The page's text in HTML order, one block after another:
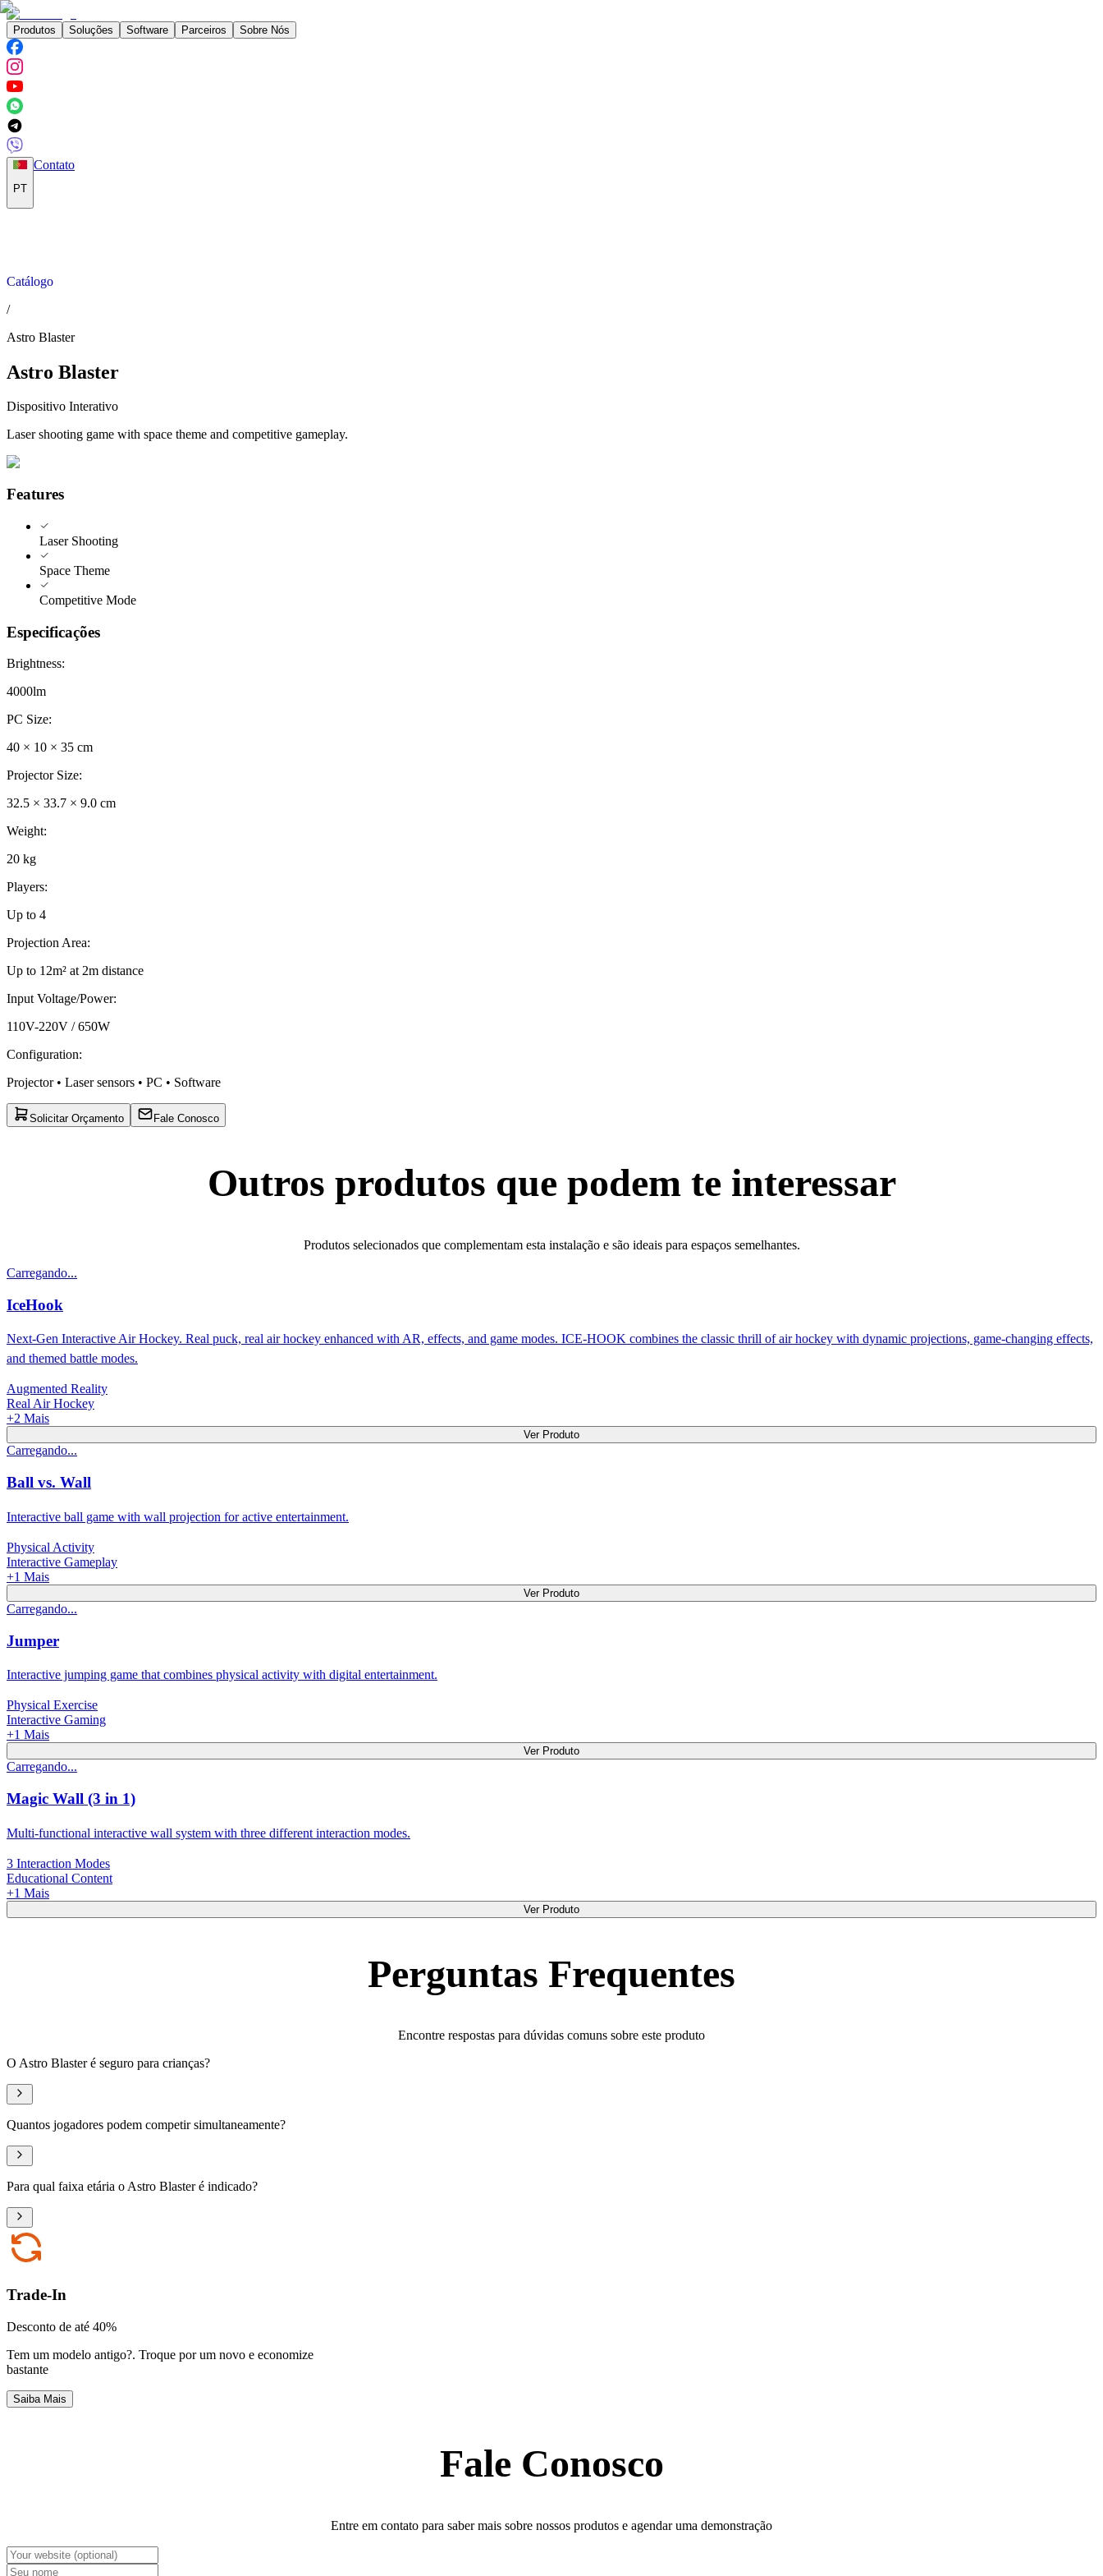
Produtos Soluções Software Parceiros Sobre Nós
PT
Contato
Catálogo
/
Astro Blaster
Astro Blaster
Dispositivo Interativo
Laser shooting game with space theme and competitive gameplay.
Features
Laser Shooting
Space Theme
Competitive Mode
Especificações
Brightness:
4000lm
PC Size:
40 × 10 × 35 cm
Projector Size:
32.5 × 33.7 × 9.0 cm
Weight:
20 kg
Players:
Up to 4
Projection Area:
Up to 12m² at 2m distance
Input Voltage/Power:
110V-220V / 650W
Configuration:
Projector • Laser sensors • PC • Software
Solicitar Orçamento Fale Conosco
Outros produtos que podem te interessar
Produtos selecionados que complementam esta instalação e são ideais para espaços semelhantes.
Carregando...
IceHook
Next-Gen Interactive Air Hockey. Real puck, real air hockey enhanced with AR, effects, and game modes. ICE-HOOK combines the classic thrill of air hockey with dynamic projections, game-changing effects,
and themed battle modes.
Augmented Reality
Real Air Hockey
+2 Mais
Ver Produto
Carregando...
Ball vs. Wall
Interactive ball game with wall projection for active entertainment.
Physical Activity
Interactive Gameplay
+1 Mais
Ver Produto
Carregando...
Jumper
Interactive jumping game that combines physical activity with digital entertainment.
Physical Exercise
Interactive Gaming
+1 Mais
Ver Produto
Carregando...
Magic Wall (3 in 1)
Multi-functional interactive wall system with three different interaction modes.
3 Interaction Modes
Educational Content
+1 Mais
Ver Produto
Perguntas Frequentes
Encontre respostas para dúvidas comuns sobre este produto
O Astro Blaster é seguro para crianças?
Quantos jogadores podem competir simultaneamente?
Para qual faixa etária o Astro Blaster é indicado?
Trade-In
Desconto de até 40%
Tem um modelo antigo?. Troque por um novo e economize
bastante
Saiba Mais
Fale Conosco
Entre em contato para saber mais sobre nossos produtos e agendar uma demonstração